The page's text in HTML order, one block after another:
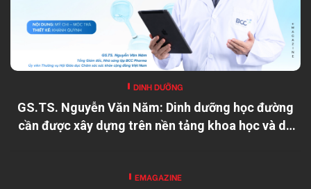
DINH DƯỠNG
GS.TS. Nguyễn Văn Năm: Dinh dưỡng học đường
cần được xây dựng trên nền tảng khoa học và dữ
EMAGAZINE